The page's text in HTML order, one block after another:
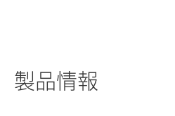
製品情報